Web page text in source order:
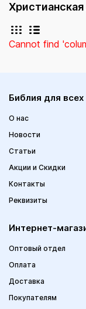
Cannot find
Библия для всех
О нас
Новости
Статьи
Акции и Скидки
Контакты
Реквизиты
Интернет-
Оптовый отдел
Оплата
Доставка
Покупателям